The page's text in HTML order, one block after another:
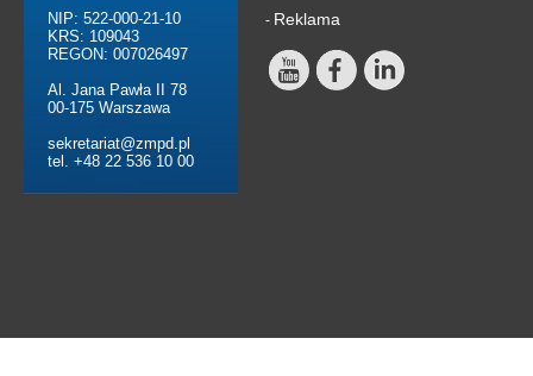
NIP: 522-000-21-10
KRS: 109043
REGON: 007026497
Al. Jana Pawła II 78
00-175 Warszawa
sekretariat@zmpd.pl
tel. +48 22 536 10 00
- Reklama